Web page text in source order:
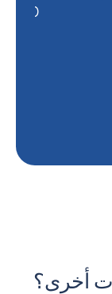
20٪.
أخرى؟